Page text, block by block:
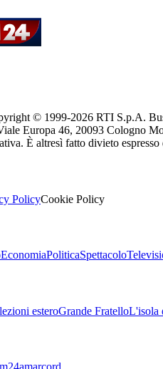
© 1999-2026 RTI S.p.A.
Europa 46, 20093 Cologno
È altresì fatto divieto
PolicyCookie Policy
EconomiaPoliticaSpettacolo
esteroGrande FratelloL'isola